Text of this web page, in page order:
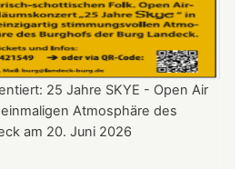
25 Jahre SKYE - Open Air
Atmosphäre des
am 20. Juni 2026